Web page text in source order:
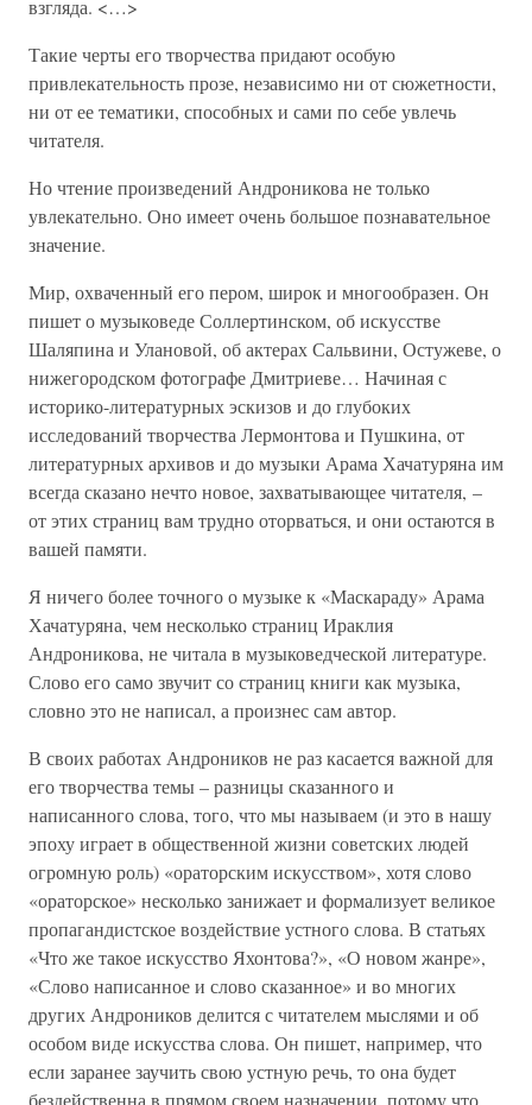
взгляда. <…>
Такие черты его творчества придают особую
привлекательность прозе, независимо ни от сюжетности,
ни от ее тематики, способных и сами по себе увлечь
читателя.
Но чтение произведений Андроникова не только
увлекательно. Оно имеет очень большое познавательное
значение.
Мир, охваченный его пером, широк и многообразен. Он
пишет о музыковеде Соллертинском, об искусстве
Шаляпина и Улановой, об актерах Сальвини, Остужеве, о
нижегородском фотографе Дмитриеве… Начиная с
историко-литературных эскизов и до глубоких
исследований творчества Лермонтова и Пушкина, от
литературных архивов и до музыки Арама Хачатуряна им
всегда сказано нечто новое, захватывающее читателя, –
от этих страниц вам трудно оторваться, и они остаются в
вашей памяти.
Я ничего более точного о музыке к «Маскараду» Арама
Хачатуряна, чем несколько страниц Ираклия
Андроникова, не читала в музыковедческой литературе.
Слово его само звучит со страниц книги как музыка,
словно это не написал, а произнес сам автор.
В своих работах Андроников не раз касается важной для
его творчества темы – разницы сказанного и
написанного слова, того, что мы называем (и это в нашу
эпоху играет в общественной жизни советских людей
огромную роль) «ораторским искусством», хотя слово
«ораторское» несколько занижает и формализует великое
пропагандистское воздействие устного слова. В статьях
«Что же такое искусство Яхонтова?», «О новом жанре»,
«Слово написанное и слово сказанное» и во многих
других Андроников делится с читателем мыслями и об
особом виде искусства слова. Он пишет, например, что
если заранее заучить свою устную речь, то она будет
бездейственна в прямом своем назначении, потому что